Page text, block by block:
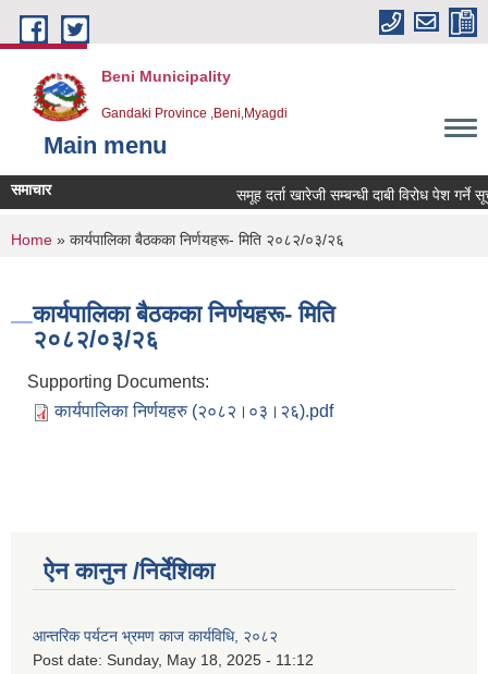
Skip to main content
Beni Municipality
Gandaki Province ,Beni,Myagdi
Main menu
समाचार समूह दर्ता खारेजी सम्बन्धी दाबी विरोध पेश गर्ने
You are here
Home » कार्यपालिका बैठकका निर्णयहरू- मिति २०८२/०३/२६
कार्यपालिका बैठकका निर्णयहरू- मिति
२०८२/०३/२६
Supporting Documents:
कार्यपालिका निर्णयहरु (२०८२।०३।२६).pdf
ऐन कानुन /निर्देशिका
आन्तरिक पर्यटन भ्रमण काज कार्यविधि, २०८२
Post date: Sunday, May 18, 2025 - 11:12